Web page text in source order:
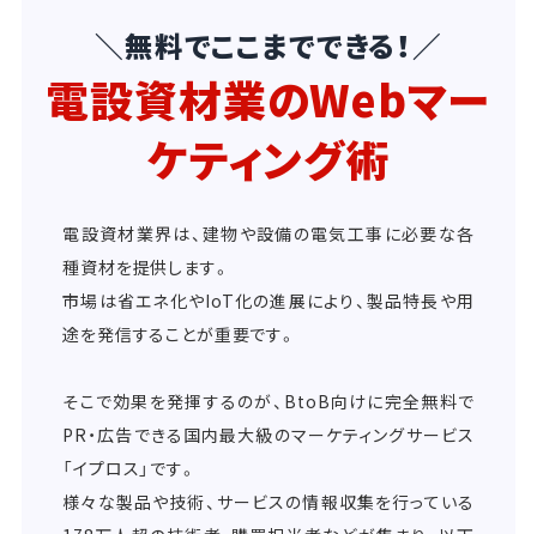
＼無料でここまでできる！／
電設資材業のWebマー
ケティング術
電設資材業界は、建物や設備の電気工事に必要な各
種資材を提供します。
市場は省エネ化やIoT化の進展により、製品特長や用
途を発信することが重要です。
そこで効果を発揮するのが、BtoB向けに完全無料で
PR・広告できる国内最大級のマーケティングサービス
「イプロス」です。
様々な製品や技術、サービスの情報収集を行っている